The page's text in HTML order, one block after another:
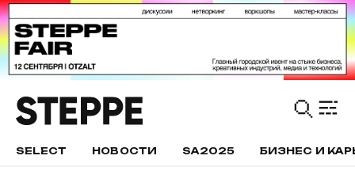
SELECT НОВОСТИ SA2025 БИЗНЕС И